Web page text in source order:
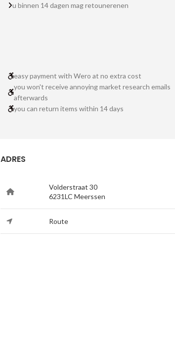
u binnen 14 dagen mag retounerenen
easy payment with Wero at no extra cost
you won't receive annoying market research emails
afterwards
you can return items within 14 days
ADRES
Volderstraat 30
6231LC Meerssen
Route